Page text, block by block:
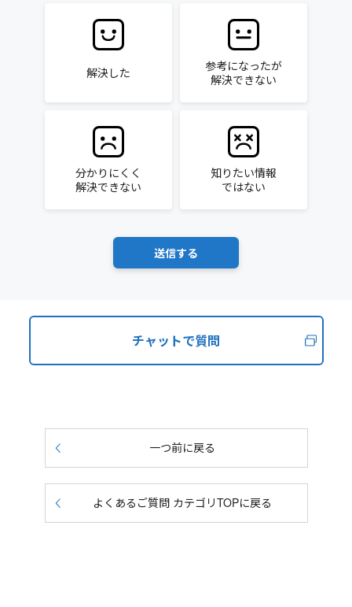
解決した
参考になったが
解決できない
分かりにくく
解決できない
知りたい情報
ではない
チャットで質問
一つ前に戻る
よくあるご質問 カテゴリTOPに戻る